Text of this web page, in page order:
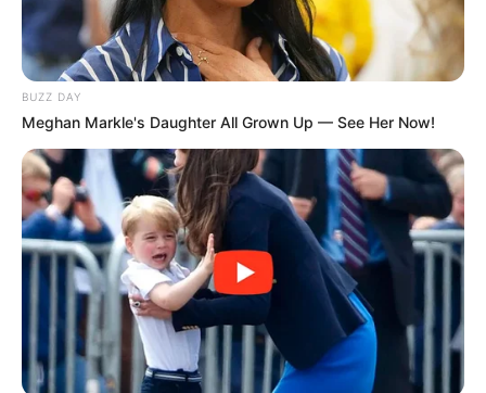
Cada pétala cortada e moldada é um pequeno
passo em direção a um mundo mais consciente,
onde o desperdício é transformado em beleza e
inspiração.
Pensando nisso, preparamos um passo a passo
completo te ensinando como fazer flor com
BUZZ DAY
Meghan Markle's Daughter All Grown Up — See Her Now!